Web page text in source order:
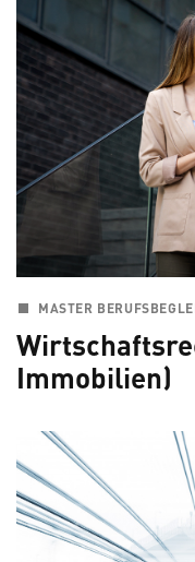
MASTER
Immobilien)